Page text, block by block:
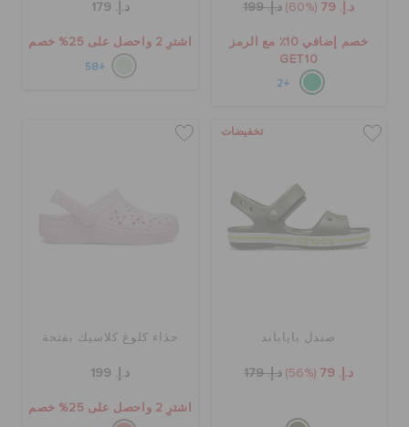
الطلبيات المرتجعة
د.إ. 79 (60%) د.إ. 199
خصم إضافي 10٪ مع الرمز
GET10
+2
د.إ. 179
اشترِ 2 واحصل على 25% خصم
+58
تخفيضات
صندل باياباند
د.إ. 79 (56%) د.إ. 179
حذاء كلوغ كلاسيك بفتحة
د.إ. 199
اشترِ 2 واحصل على 25% خصم